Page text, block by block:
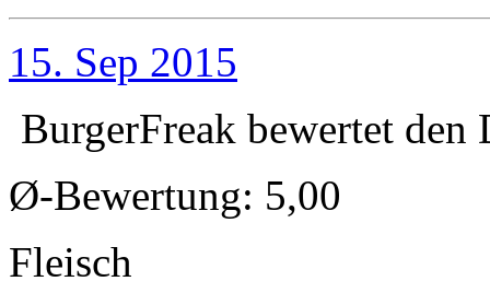
15. Sep 2015
BurgerFreak bewertet den
Ø-Bewertung: 5,00
Fleisch